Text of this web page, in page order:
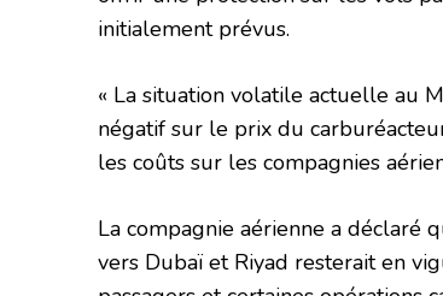
initialement prévus.
« La situation volatile actuelle au
négatif sur le prix du
les coûts sur les compagnies
La compagnie aérienne a déclaré
vers Dubaï et Riyad resterait en